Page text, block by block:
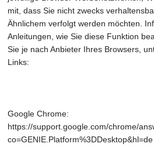
mit, dass Sie nicht zwecks
Ähnlichem verfolgt werden möchten.
Anleitungen, wie Sie diese Funktion
Sie je nach Anbieter Ihres Browsers,
Links:
Google Chrome:
https://support.google.com/chrome/
co=GENIE.Platform%3DDesktop&hl=de